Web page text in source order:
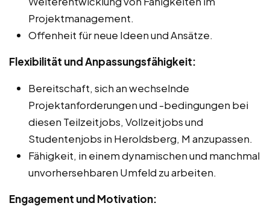
Projektmanagement.
Offenheit für neue Ideen und Ansätze.
Flexibilität und Anpassungsfähigkeit:
Bereitschaft, sich an wechselnde
Projektanforderungen und -bedingungen bei
diesen Teilzeitjobs, Vollzeitjobs und
Studentenjobs in Heroldsberg, M anzupassen.
Fähigkeit, in einem dynamischen und manchmal
unvorhersehbaren Umfeld zu arbeiten.
Engagement und Motivation: